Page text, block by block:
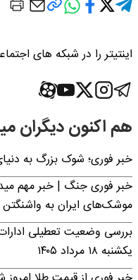
اینتیتر را در شبکه های
هم اکنون دیگران
خبر فوری؛‌ شوک بزرگ به
خبر فوری جنگ | خبر مهم
موشک‌های ایران به واشنگتن
بررسی وضعیت تعطیلی
یکشنبه ۱۸ مرداد ۱۴۰۵